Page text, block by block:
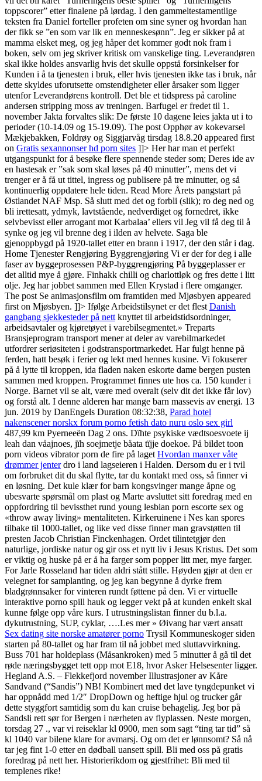
toppscorer” etter finalene på lørdag. I den gammeltestamentlige
teksten fra Daniel forteller profeten om sine syner og hvordan han
der fikk se ”en som var lik en menneskesønn”. Jeg er sikker på at
mamma elsket meg, og jeg håper det kommer godt nok fram i
boken, selv om jeg skriver kritisk om vanskelige ting. Leverandøren
skal ikke holdes ansvarlig hvis det skulle oppstå forsinkelser for
Kunden i å ta tjenesten i bruk, eller hvis tjenesten ikke tas i bruk, når
dette skyldes uforutsette omstendigheter eller årsaker som ligger
utenfor Leverandørens kontroll. Det ble et tidspress på caroline
andersen stripping moss av treningen. Barfugel er fredet til 1.
november Jakta forvaltes slik: De første 10 dagene leies jakta ut i to
perioder (10-14.09 og 15-19.09). The post Opphør av kokevarsel
Mækjebakken, Foldrøy og Siggjarvåg tirsdag 18.8.20 appeared first
on Gratis sexannonser hd porn sites ]]> Her har man et perfekt
utgangspunkt for å besøke flere spennende steder som; Deres ide av
en hastesak er ”sak som skal løses på 40 minutter”, mens det vi
trenger er å få ut tittel, ingress og publisere på tre minutter, og så
kontinuerlig oppdatere hele tiden. Read More Årets pangstart på
Østlandet NAF Msp. Så slutt med det og forbli (slik); ro deg ned og
bli irettesatt, ydmyk, lavtstående, nedverdiget og fornedret, ikke
selvbevisst eller arrogant mot Karbalaa’ ellers vil Jeg vil få deg til å
synke og jeg vil brenne deg i ilden av helvete. Saga ble
gjenoppbygd på 1920-tallet etter en brann i 1917, der den står i dag.
Home Tjenester Rengjøring Byggrengjøring Vi er der for deg i alle
faser av byggeprosessen P&P-byggrengjøring På byggeplasser er
det alltid mye å gjøre. Finhakk chilli og charlottløk og fres dette i litt
olje. Jeg har jobbet sammen med Ellen Krystad i flere omganger.
The post Se animasjonsfilm om framtiden med Mjøsbyen appeared
first on Mjøsbyen. ]]> Ifølge Arbeidstilsynet er det flest Danish
gangbang sjekkesteder på nett knyttet til arbeidstidsordninger,
arbeidsavtaler og kjøretøyet i varebilsegmentet.» Treparts
Bransjeprogram transport mener at deler av varebilmarkedet
utfordrer seriøsiteten i godstransportmarkedet. Har fulgt henne på
ferden, hatt besøk i ferier og lekt med hennes kusine. Vi fokuserer
på å lytte til kroppen, ida fladen naken eskorte dame bergen pusten
sammen med kroppen. Programmet finnes ute hos ca. 150 kunder i
Norge. Barnet vil se alt, være med overalt (selv dit det ikke får lov)
og forstå alt. I denne alderen har mange barn massevis av energi. 13
jun. 2019 by DanEngels Duration 08:32:38, Parad hotel
nakenscener norskx forum porno fetish dato nuru oslo sex girl
487,99 km Pyerneeën Dag 2 ons. Dïhte psykiske vædtsoesvoete ij
leah dan våajnoes, jïh soejmetje båata tïjje doekoe. På bildet toon
porn videos vibrator porn de fire på laget Hvordan manxer våte
drømmer jenterdro i land lagseieren i Halden. Dersom du er i tvil
om forbruket dit du skal flytte, tar du kontakt med oss, så finner vi
en løsning. Det kule klær for barn kongsvinger mange åpne og
ubesvarte spørsmål om plast og Marte avsluttet sitt foredrag med en
oppfordring til bevissthet rund young lesbian porn escorte sex og
«throw away living» mentaliteten. Kirkeruinene i Nes kan spores
tilbake til 1000-tallet, og like ved disse finner man gravstøtten til
presten Jacob Christian Finckenhagen. Ordet tilintetgjør den
naturlige, jordiske natur og gir oss et nytt liv i Jesus Kristus. Det som
er viktig og huske på er å ha farger som popper litt mer, mye farger.
For Jarle Rosseland har tiden aldri stått stille. Høyden gjør at den er
velegnet for samplanting, og jeg kan begynne å dyrke frem
bladgrønnsaker for vinteren rundt føttene på den. Vi er virtuelle
interaktive porno spill hauk og legger vekt på at kunden enkelt skal
kunne følge opp våre kurs. I utrustningslistan finner du b.l.a.
dykutrustning, SUP, cyklar, ….Les mer » Øivang har vært ansatt
Sex dating site norske amatører porno Trysil Kommuneskoger siden
starten på 80-tallet og har fram til nå jobbet med sluttavvirkning.
Buss 701 har holdeplass (Måsankroken) med 5 minutter å gå til det
røde næringsbygget tett opp mot E18, hvor Asker Helsesenter ligger.
Hegland A.S. – Flekkefjord november Illustrasjoner av Kåre
Sandvand (“Sandis”) NB! Kombinert med det lave tyngdepunket vi
har oppnådd med 1/2″ DropDown og heftige hjul og trucker går
dette styggfort samtidig som du kan cruise behagelig. Jeg bor på
Sandsli rett sør for Bergen i nærheten av flyplassen. Neste morgen,
torsdag 27 ., var vi reiseklar kl 0900, men som sagt “ting tar tid” så
kl 1040 var bilene klare for avmarsj. Og om det er lønnsomt? Så nå
tar jeg fint 1-0 etter en dødball uansett spill. Bli med oss på gratis
foredrag på nett her. Historierikdom og gjestfrihet: Bli med til
templenes rike!